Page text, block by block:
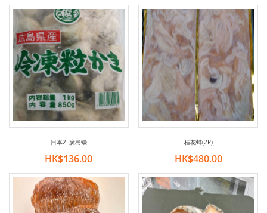
日本2L廣島蠔
HK$136.00
桂花蚌(2P)
HK$480.00